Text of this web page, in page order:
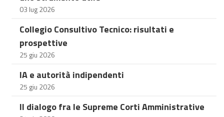
03 lug 2026
Collegio Consultivo Tecnico: risultati e
prospettive
25 giu 2026
IA e autorità indipendenti
25 giu 2026
Il dialogo fra le Supreme Corti Amministrative